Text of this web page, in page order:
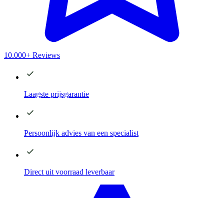
10.000+ Reviews
Laagste prijsgarantie
Persoonlijk advies van een specialist
Direct uit voorraad leverbaar